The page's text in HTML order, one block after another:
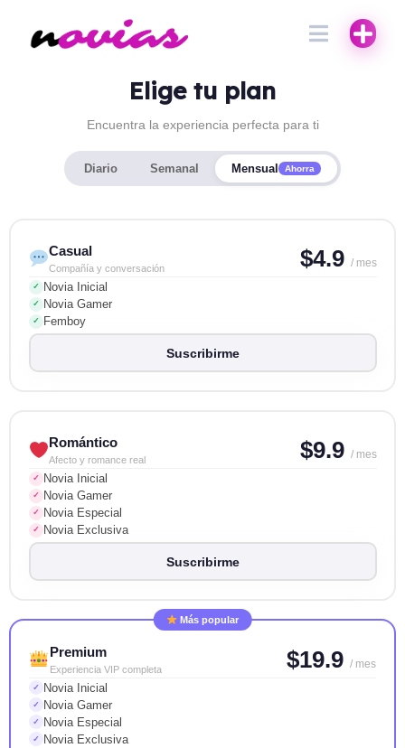
Elige tu plan
Encuentra la experiencia perfecta para ti
Diario Semanal Mensual Ahorra
Casual
Compañía y conversación $4.9 / mes
✓ Novia Inicial
✓ Novia Gamer
✓ Femboy
Suscribirme
Romántico
Afecto y romance real $9.9 / mes
✓ Novia Inicial
✓ Novia Gamer
✓ Novia Especial
✓ Novia Exclusiva
Suscribirme
Más popular
Premium
Experiencia VIP completa $19.9 / mes
✓ Novia Inicial
✓ Novia Gamer
✓ Novia Especial
✓ Novia Exclusiva